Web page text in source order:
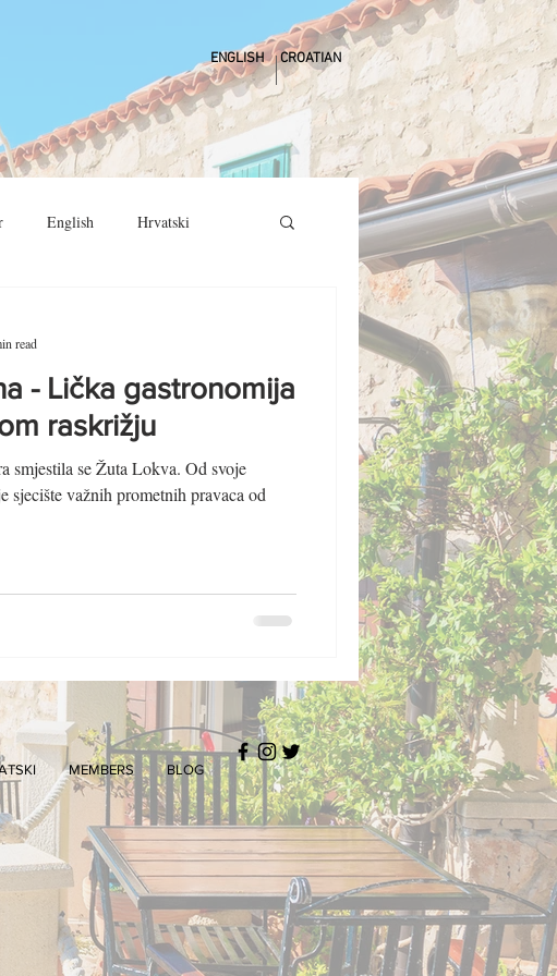
ENGLISH CROATIAN
English Hrvatski
- Lička gastronomija
raskrižju
smjestila se Žuta Lokva. Od svoje
sjecište važnih prometnih pravaca od
read
MEMBERS BLOG